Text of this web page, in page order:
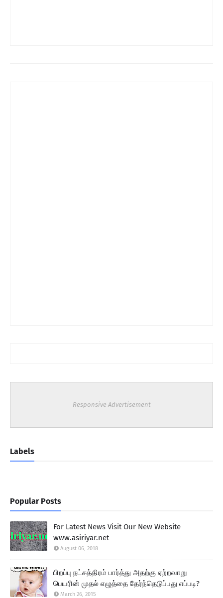
Responsive Advertisement
Labels
Popular Posts
For Latest News Visit Our New Website
www.asiriyar.net
August 06, 2018
பிறப்பு நட்சத்திரம் பார்த்து அதற்கு ஏற்றவாறு
பெயரின் முதல் எழுத்தை தேர்ந்தெடுப்பது எப்படி?
March 26, 2015